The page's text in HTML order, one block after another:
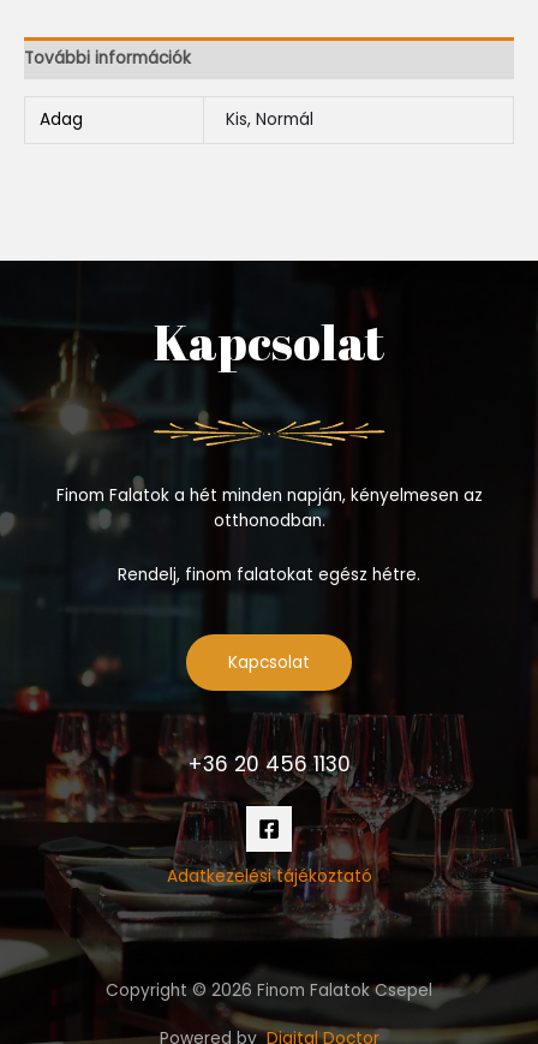
További információk
Adag Kis, Normál
Kapcsolat
Finom Falatok a hét minden napján, kényelmesen az
otthonodban.
Rendelj, finom falatokat egész hétre.
Kapcsolat
+36 20 456 1130
Adatkezelési tájékoztató
Copyright © 2026 Finom Falatok Csepel
Powered byDigital Doctor